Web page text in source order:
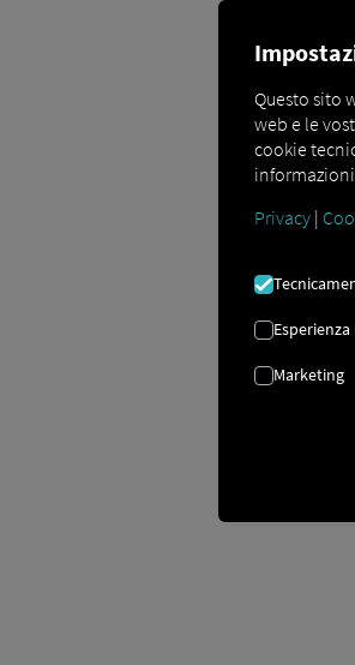
Il login del
disponibile
Questo sito
web e le
cookie
Privacy |
Marketing